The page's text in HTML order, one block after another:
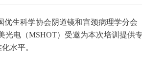
优生科学协会阴道镜和宫颈病理学分会
光电（MSHOT）受邀为本次培训提供
水平。